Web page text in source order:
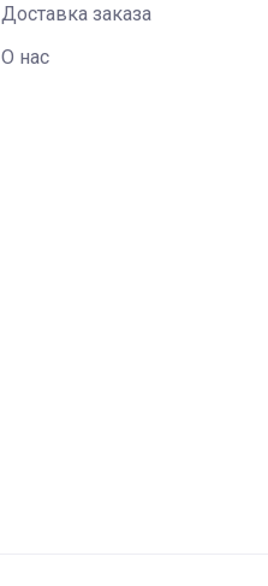
Доставка заказа
О нас